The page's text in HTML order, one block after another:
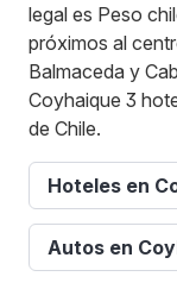
legal es Peso
próximos al
Balmaceda y
Coyhaique 3
de Chile.
Hoteles en
Autos en